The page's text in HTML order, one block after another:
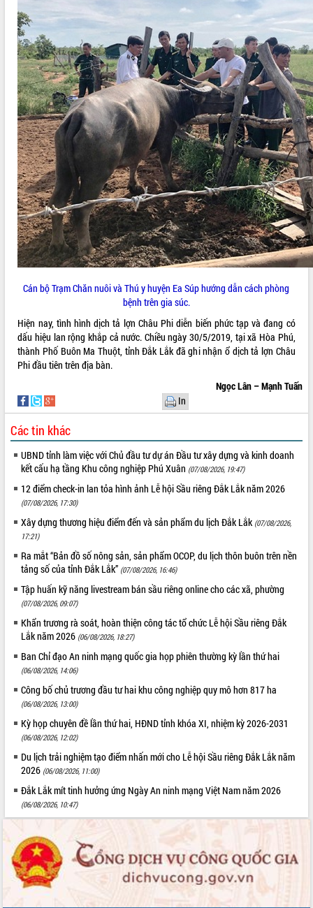
LIÊN KẾT WEB
THỐNG KÊ TRUY CẬP
Hôm nay: 33080
Tất cả: 66078403
Cán bộ Trạm Chăn nuôi và Thú y huyện Ea Súp hướng dẫn cách phòng
bệnh trên gia súc.
Hiện nay, tình hình dịch tả lợn Châu Phi diễn biến phức tạp và đang có
dấu hiệu lan rộng khắp cả nước. Chiều ngày 30/5/2019, tại xã Hòa Phú,
thành Phố Buôn Ma Thuột, tỉnh Đắk Lắk đã ghi nhận ổ dịch tả lợn Châu
Phi đầu tiên trên địa bàn.
Ngọc Lân – Mạnh Tuấn
In
Các tin khác
UBND tỉnh làm việc với Chủ đầu tư dự án Đầu tư xây dựng và kinh doanh
kết cấu hạ tầng Khu công nghiệp Phú Xuân (07/08/2026, 19:47)
12 điểm check-in lan tỏa hình ảnh Lễ hội Sầu riêng Đắk Lắk năm 2026
(07/08/2026, 17:30)
Xây dựng thương hiệu điểm đến và sản phẩm du lịch Đắk Lắk (07/08/2026,
17:21)
Ra mắt “Bản đồ số nông sản, sản phẩm OCOP, du lịch thôn buôn trên nền
tảng số của tỉnh Đắk Lắk” (07/08/2026, 16:46)
Tập huấn kỹ năng livestream bán sầu riêng online cho các xã, phường
(07/08/2026, 09:07)
Khẩn trương rà soát, hoàn thiện công tác tổ chức Lễ hội Sầu riêng Đắk
Lắk năm 2026 (06/08/2026, 18:27)
Ban Chỉ đạo An ninh mạng quốc gia họp phiên thường kỳ lần thứ hai
(06/08/2026, 14:06)
Công bố chủ trương đầu tư hai khu công nghiệp quy mô hơn 817 ha
(06/08/2026, 13:00)
Kỳ họp chuyên đề lần thứ hai, HĐND tỉnh khóa XI, nhiệm kỳ 2026-2031
(06/08/2026, 12:02)
Du lịch trải nghiệm tạo điểm nhấn mới cho Lễ hội Sầu riêng Đắk Lắk năm
2026 (06/08/2026, 11:00)
Đắk Lắk mít tinh hưởng ứng Ngày An ninh mạng Việt Nam năm 2026
(06/08/2026, 10:47)